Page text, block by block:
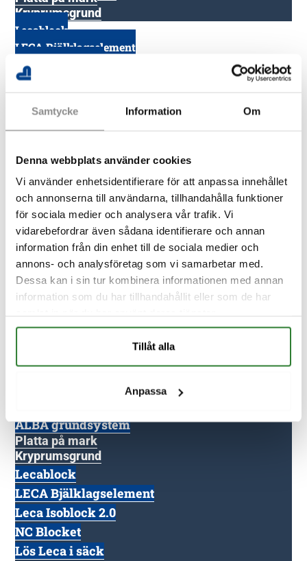
Samtycke Information Om
Denna webbplats använder cookies
Vi använder enhetsidentifierare för att anpassa innehållet
och annonserna till användarna, tillhandahålla funktioner
för sociala medier och analysera vår trafik. Vi
vidarebefordrar även sådana identifierare och annan
information från din enhet till de sociala medier och
annons- och analysföretag som vi samarbetar med.
Dessa kan i sin tur kombinera informationen med annan
information som du har tillhandahållit eller som de har
Tillåt alla
Anpassa
Kryprumsgrund
Lecablock
LECA Bjälklagselement
Leca Isoblock 2.0
NC Blocket
Mur & Putsbruk
Isolering & dränering
Dränering
L-stöd, plintar, Anrin & markprodukter
Armering
Skumglas
Slamavskiljare
Slamavskiljare i betong
Tillbehör slamavskiljare
Rör- & brunnsringar
PVC
Dränering – Kabel – Polyetenrör & Plastfolie
ALBA grundsystem
Platta på mark
Kryprumsgrund
Lecablock
LECA Bjälklagselement
Leca Isoblock 2.0
NC Blocket
Lös Leca i säck